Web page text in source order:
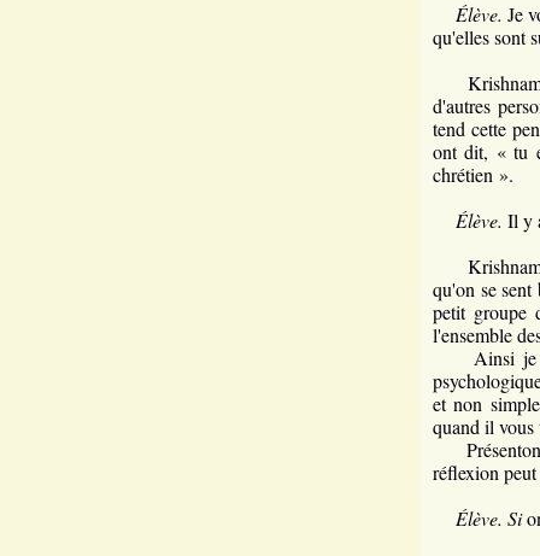
Élève. Je
qu'elles sont
d'autres
tend cette
ont dit, « tu
chrétien ».
Élève. Il y
qu'on se
petit groupe
l'ensemble
Ainsi je
et non
quand il
réflexion
Élève. Si